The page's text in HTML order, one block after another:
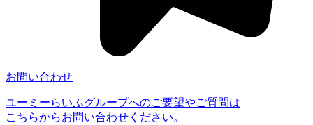
お問い合わせ
ユーミーらいふグループへのご要望やご質問は
こちらからお問い合わせください。